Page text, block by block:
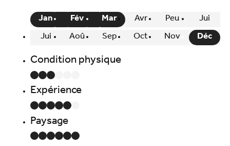
Jan Fév Mar Avr Peu Jui
Jui Aoû Sep Oct Nov Déc
Condition physique
Expérience
Paysage